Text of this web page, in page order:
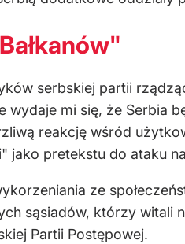
serbskiej partii
wydaje mi się, że Serbia
reakcję wśród
jako pretekstu do ataku
ze
sąsiadów, którzy
Partii Postępowej.